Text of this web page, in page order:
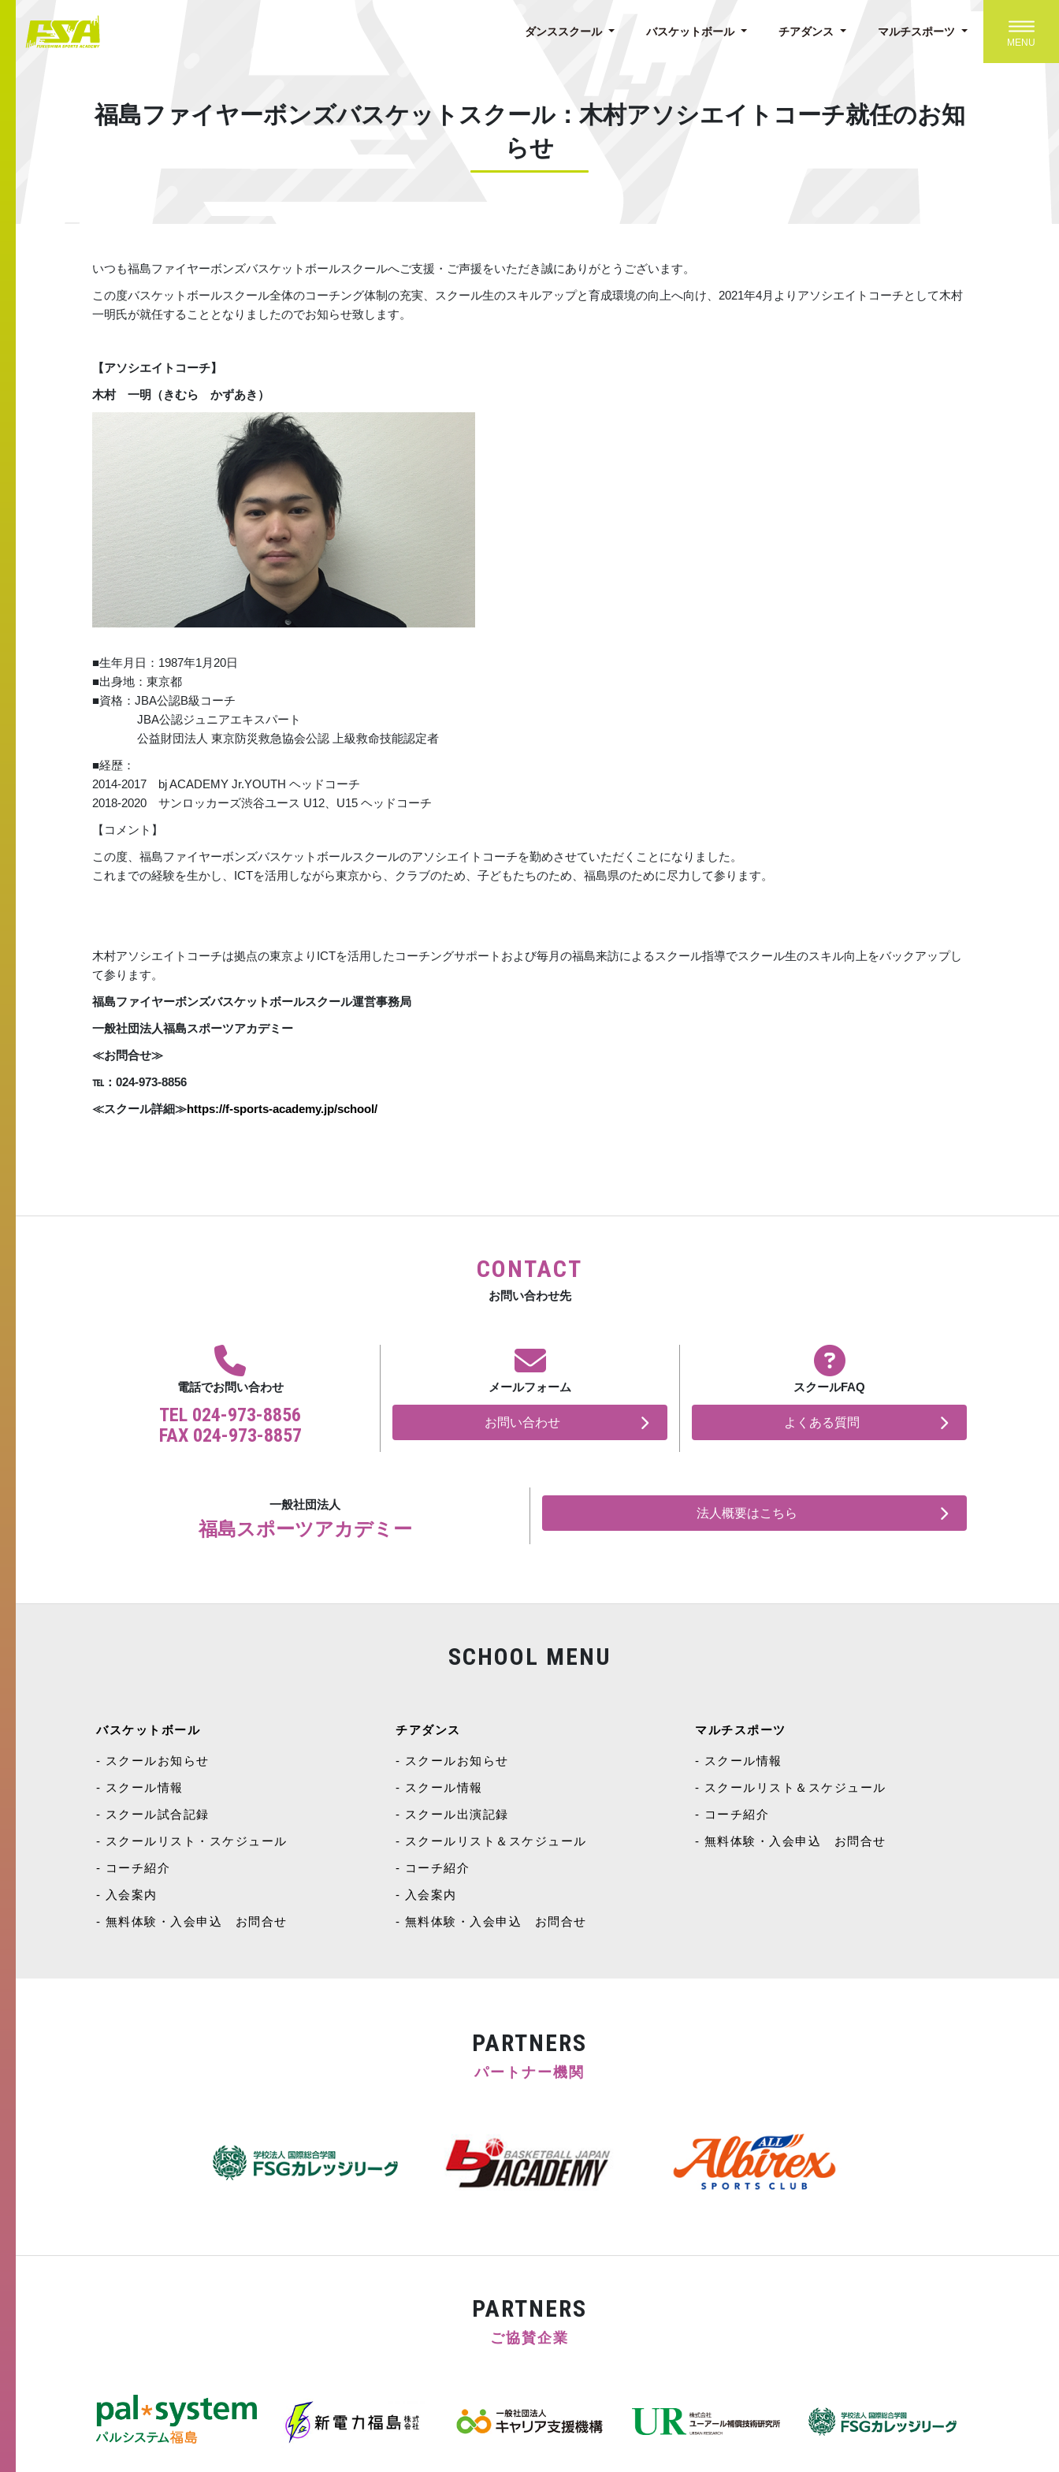
ダンススクール バスケットボール チアダンス マルチスポーツ Toggle
MENU
福島ファイヤーボンズバスケットスクール：木村アソシエイトコーチ就任のお知
らせ
いつも福島ファイヤーボンズバスケットボールスクールへご支援・ご声援をいただき誠にありがとうございます。
この度バスケットボールスクール全体のコーチング体制の充実、スクール生のスキルアップと育成環境の向上へ向け、2021年4月よりアソシエイトコーチとして木村
一明氏が就任することとなりましたのでお知らせ致します。
【アソシエイトコーチ】
木村 一明（きむら かずあき）
■生年月日：1987年1月20日
■出身地：東京都
■資格：JBA公認B級コーチ
JBA公認ジュニアエキスパート
公益財団法人 東京防災救急協会公認 上級救命技能認定者
■経歴：
2014-2017 bj ACADEMY Jr.YOUTH ヘッドコーチ
2018-2020 サンロッカーズ渋谷ユース U12、U15 ヘッドコーチ
【コメント】
この度、福島ファイヤーボンズバスケットボールスクールのアソシエイトコーチを勤めさせていただくことになりました。
これまでの経験を生かし、ICTを活用しながら東京から、クラブのため、子どもたちのため、福島県のために尽力して参ります。
木村アソシエイトコーチは拠点の東京よりICTを活用したコーチングサポートおよび毎月の福島来訪によるスクール指導でスクール生のスキル向上をバックアップし
て参ります。
福島ファイヤーボンズバスケットボールスクール運営事務局
一般社団法人福島スポーツアカデミー
≪お問合せ≫
℡：024-973-8856
≪スクール詳細≫https://f-sports-academy.jp/school/
CONTACT
お問い合わせ先
電話でお問い合わせ
TEL 024-973-8856
FAX 024-973-8857
メールフォーム
お問い合わせ
スクールFAQ
よくある質問
一般社団法人
福島スポーツアカデミー
法人概要はこちら
SCHOOL MENU
バスケットボール
スクールお知らせ
スクール情報
スクール試合記録
スクールリスト・スケジュール
コーチ紹介
入会案内
無料体験・入会申込 お問合せ
チアダンス
スクールお知らせ
スクール情報
スクール出演記録
スクールリスト＆スケジュール
コーチ紹介
入会案内
無料体験・入会申込 お問合せ
マルチスポーツ
スクール情報
スクールリスト＆スケジュール
コーチ紹介
無料体験・入会申込 お問合せ
PARTNERS
パートナー機関
PARTNERS
ご協賛企業